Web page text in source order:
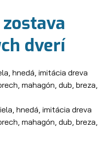
dverí
hnedá, imitácia dreva
mahagón, dub, breza,
hnedá, imitácia dreva
mahagón, dub, breza,